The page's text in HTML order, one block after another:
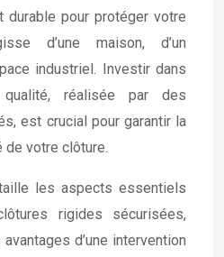
durable pour protéger votre
d’une maison, d’un
industriel. Investir dans
réalisée par des
est crucial pour garantir la
de votre clôture.
les aspects essentiels
rigides sécurisées,
d’une intervention